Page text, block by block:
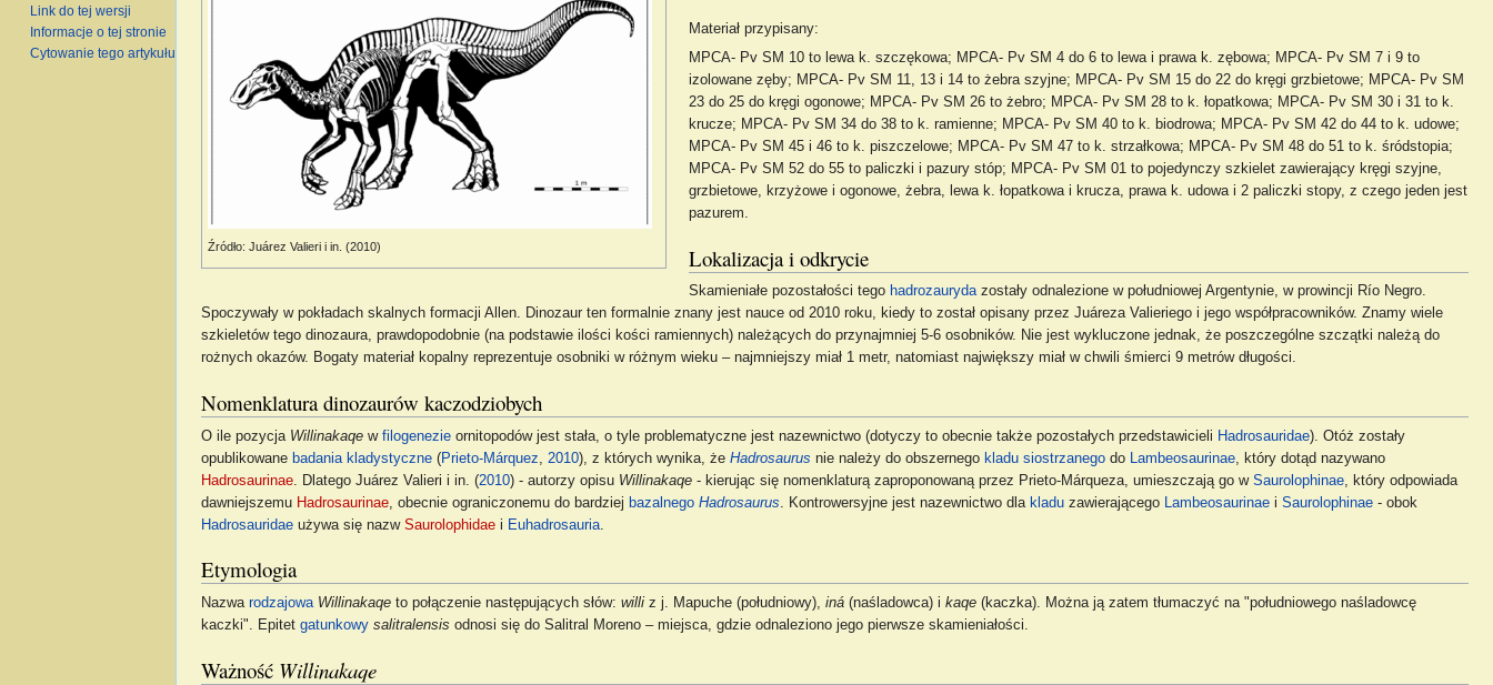
Źródło: Juárez Valieri i in. (2010)
Materiał przypisany:
MPCA- Pv SM 10 to lewa k. szczękowa; MPCA- Pv SM 4 do 6 to lewa i prawa k. zębowa; MPCA- Pv SM 7 i 9 to
izolowane zęby; MPCA- Pv SM 11, 13 i 14 to żebra szyjne; MPCA- Pv SM 15 do 22 do kręgi grzbietowe; MPCA- Pv SM
23 do 25 do kręgi ogonowe; MPCA- Pv SM 26 to żebro; MPCA- Pv SM 28 to k. łopatkowa; MPCA- Pv SM 30 i 31 to k.
krucze; MPCA- Pv SM 34 do 38 to k. ramienne; MPCA- Pv SM 40 to k. biodrowa; MPCA- Pv SM 42 do 44 to k. udowe;
MPCA- Pv SM 45 i 46 to k. piszczelowe; MPCA- Pv SM 47 to k. strzałkowa; MPCA- Pv SM 48 do 51 to k. śródstopia;
MPCA- Pv SM 52 do 55 to paliczki i pazury stóp; MPCA- Pv SM 01 to pojedynczy szkielet zawierający kręgi szyjne,
grzbietowe, krzyżowe i ogonowe, żebra, lewa k. łopatkowa i krucza, prawa k. udowa i 2 paliczki stopy, z czego jeden jest
pazurem.
Lokalizacja i odkrycie
Skamieniałe pozostałości tego hadrozaurydazostały odnalezione w południowej Argentynie, w prowincji Río Negro.
Spoczywały w pokładach skalnych formacji Allen. Dinozaur ten formalnie znany jest nauce od 2010 roku, kiedy to został opisany przez Juáreza Valieriego i jego współpracowników. Znamy wiele
szkieletów tego dinozaura, prawdopodobnie (na podstawie ilości kości ramiennych) należących do przynajmniej 5-6 osobników. Nie jest wykluczone jednak, że poszczególne szczątki należą do
rożnych okazów. Bogaty materiał kopalny reprezentuje osobniki w różnym wieku – najmniejszy miał 1 metr, natomiast największy miał w chwili śmierci 9 metrów długości.
Nomenklatura dinozaurów kaczodziobych
O ile pozycja Willinakaqew filogenezieornitopodów jest stała, o tyle problematyczne jest nazewnictwo (dotyczy to obecnie także pozostałych przedstawicieli Hadrosauridae). Otóż zostały
opublikowane badania kladystyczne(Prieto-Márquez 2010), z których wynika, że Hadrosaurus nie należy do obszernego kladu siostrzanegodo Lambeosaurinae, który dotąd nazywano
Hadrosaurinae. Dlatego Juárez Valieri i in. (2010) - autorzy opisu Willinakaqe- kierując się nomenklaturą zaproponowaną przez Prieto-Márqueza, umieszczają go w Saurolophinae, który odpowiada
dawniejszemu Hadrosaurinae, obecnie ograniczonemu do bardziej bazalnego Hadrosaurus . Kontrowersyjne jest nazewnictwo dla kladuzawierającego Lambeosaurinaei Saurolophinae- obok
Hadrosauridaeużywa się nazw Saurolophidaei Euhadrosauria.
Etymologia
Nazwa rodzajowa Willinakaqeto połączenie następujących słów: williz j. Mapuche (południowy), iná(naśladowca) i kaqe(kaczka). Można ją zatem tłumaczyć na "południowego naśladowcę
kaczki". Epitet gatunkowy salitralensis odnosi się do Salitral Moreno – miejsca, gdzie odnaleziono jego pierwsze skamieniałości.
Ważność Willinakaqe
Link do tej wersji
Informacje o tej stronie
Cytowanie tego artykułu